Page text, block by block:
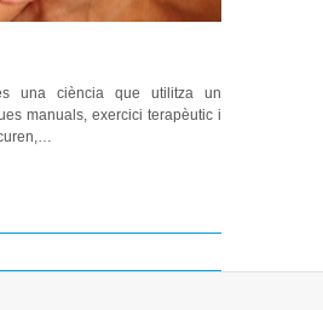
una ciència que utilitza un
manuals, exercici terapèutic i